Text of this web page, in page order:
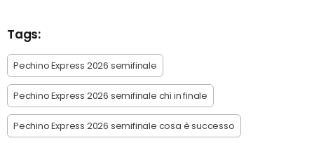
Tags:
Pechino Express 2026 semifinale
Pechino Express 2026 semifinale chi in finale
Pechino Express 2026 semifinale cosa è successo